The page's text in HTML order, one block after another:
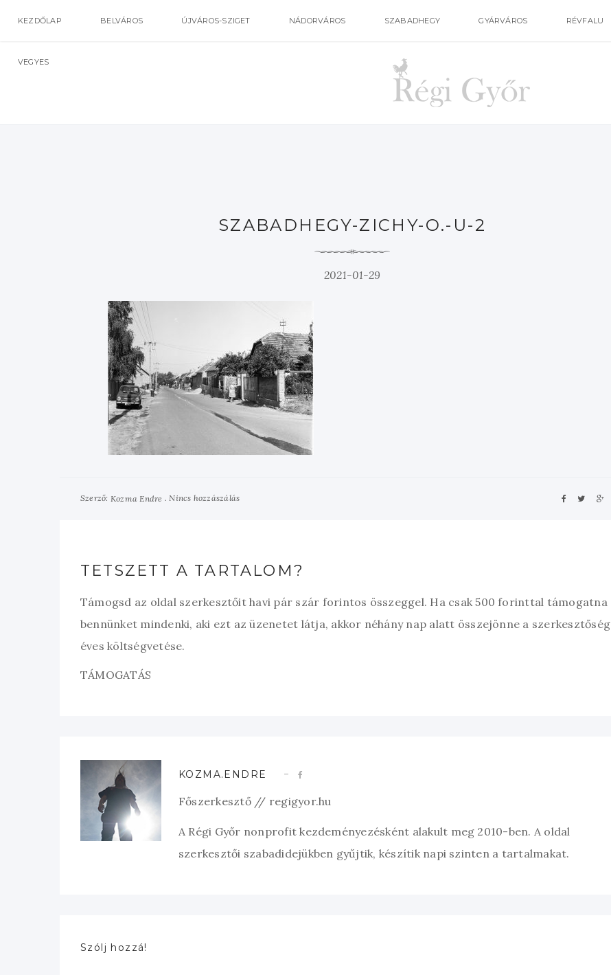
KEZDŐLAP BELVÁROS ÚJVÁROS-SZIGET NÁDORVÁROS SZABADHEGY GYÁRVÁROS RÉVFALU
VEGYES
SZABADHEGY-ZICHY-O.-U-2
2021-01-29
Szerző: Kozma Endre Nincs hozzászálás
TETSZETT A TARTALOM?
Támogsd az oldal szerkesztőit havi pár szár forintos összeggel. Ha csak 500 forinttal támogatna
bennünket mindenki, aki ezt az üzenetet látja, akkor néhány nap alatt összejönne a szerkesztőség
éves költségvetése.
TÁMOGATÁS
KOZMA.ENDRE
Főszerkesztő // regigyor.hu
A Régi Győr nonprofit kezdeményezésként alakult meg 2010-ben. A oldal
szerkesztői szabadidejükben gyűjtik, készítik napi szinten a tartalmakat.
Szólj hozzá!